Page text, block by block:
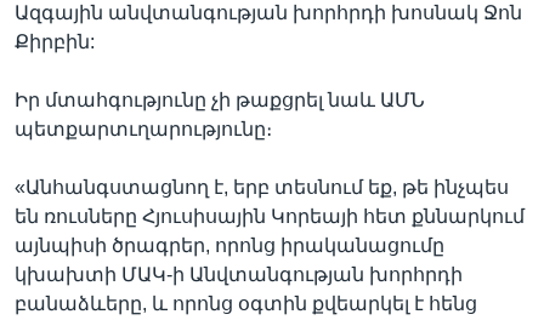
Ազգային անվտանգության խորհրդի խոսնակ Ջոն
Քիրբին:
Իր մտահգությունը չի թաքցրել նաև ԱՄՆ
պետքարտւղարությունը։
«Անհանգստացնող է, երբ տեսնում եք, թե ինչպես
են ռուսները Հյուսիսային Կորեայի հետ քննարկում
այնպիսի ծրագրեր, որոնց իրականացումը
կխախտի ՄԱԿ-ի Անվտանգության խորհրդի
բանաձևերը, և որոնց օգտին քվեարկել է հենց